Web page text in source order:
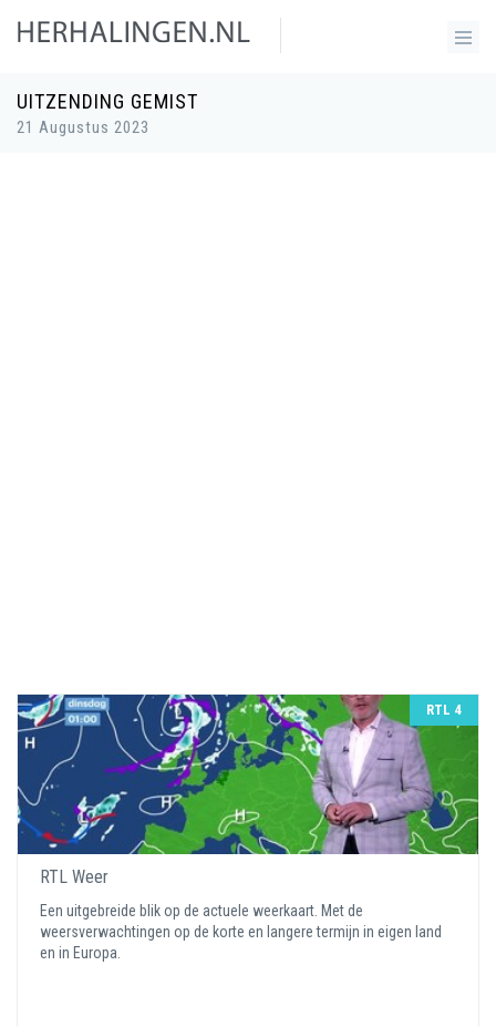
UITZENDING GEMIST
21 Augustus 2023
RTL 4
RTL Weer
Een uitgebreide blik op de actuele weerkaart. Met de
weersverwachtingen op de korte en langere termijn in eigen land
en in Europa.